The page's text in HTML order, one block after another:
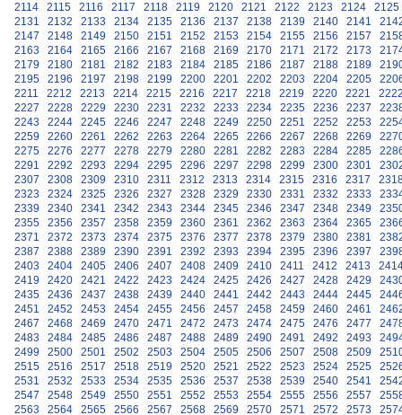
2114
2115 2116 2117 2118 2119 2120 2121 2122 2123 2124
2125
2131
2132 2133 2134 2135 2136 2137 2138 2139 2140 2141
2147
2148 2149 2150 2151 2152 2153 2154 2155 2156 2157
2163
2164 2165 2166 2167 2168 2169 2170 2171 2172 2173
2179
2180 2181 2182 2183 2184 2185 2186 2187 2188 2189
2195
2196 2197 2198 2199 2200 2201 2202 2203 2204 2205
2211
2212 2213 2214 2215 2216 2217 2218 2219 2220 2221
2227
2228 2229 2230 2231 2232 2233 2234 2235 2236 2237
2243
2244 2245 2246 2247 2248 2249 2250 2251 2252 2253
2259
2260 2261 2262 2263 2264 2265 2266 2267 2268 2269
2275
2276 2277 2278 2279 2280 2281 2282 2283 2284 2285
2291
2292 2293 2294 2295 2296 2297 2298 2299 2300 2301
2307
2308 2309 2310 2311 2312 2313 2314 2315 2316 2317
2323
2324 2325 2326 2327 2328 2329 2330 2331 2332 2333
2339
2340 2341 2342 2343 2344 2345 2346 2347 2348 2349
2355
2356 2357 2358 2359 2360 2361 2362 2363 2364 2365
2371
2372 2373 2374 2375 2376 2377 2378 2379 2380 2381
2387
2388 2389 2390 2391 2392 2393 2394 2395 2396 2397
2403
2404 2405 2406 2407 2408 2409 2410 2411 2412 2413
2419
2420 2421 2422 2423 2424 2425 2426 2427 2428 2429
2435
2436 2437 2438 2439 2440 2441 2442 2443 2444 2445
2451
2452 2453 2454 2455 2456 2457 2458 2459 2460 2461
2467
2468 2469 2470 2471 2472 2473 2474 2475 2476 2477
2483
2484 2485 2486 2487 2488 2489 2490 2491 2492 2493
2499
2500 2501 2502 2503 2504 2505 2506 2507 2508 2509
2515
2516 2517 2518 2519 2520 2521 2522 2523 2524 2525
2531
2532 2533 2534 2535 2536 2537 2538 2539 2540 2541
2547
2548 2549 2550 2551 2552 2553 2554 2555 2556 2557
2563
2564 2565 2566 2567 2568 2569 2570 2571 2572 2573